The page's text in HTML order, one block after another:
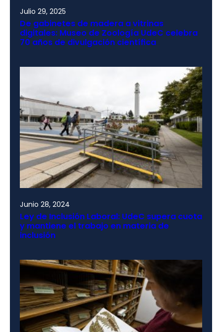
Julio 29, 2025
De gabinetes de madera a vitrinas
digitales: Museo de Zoología UdeC celebra
70 años de divulgación científica
Junio 28, 2024
Ley de Inclusión Laboral: UdeC supera cuota
y mantiene el trabajo en materia de
inclusión